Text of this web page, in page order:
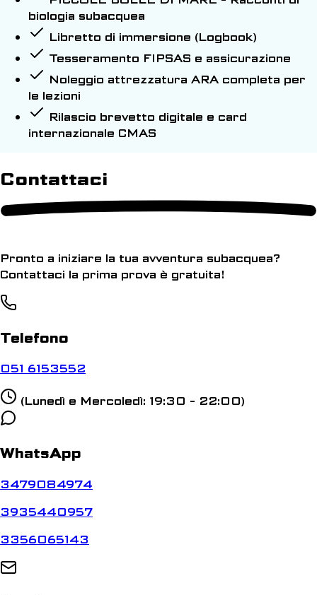
biologia subacquea
Libretto di immersione (Logbook)
Tesseramento FIPSAS e assicurazione
Noleggio attrezzatura ARA completa per
le lezioni
Rilascio brevetto digitale e card
internazionale CMAS
Contattaci
Pronto a iniziare la tua avventura subacquea?
Contattaci la prima prova è gratuita!
Telefono
051 6153552
(Lunedì e Mercoledì: 19:30 - 22:00)
WhatsApp
3479084974
3935440957
3356065143